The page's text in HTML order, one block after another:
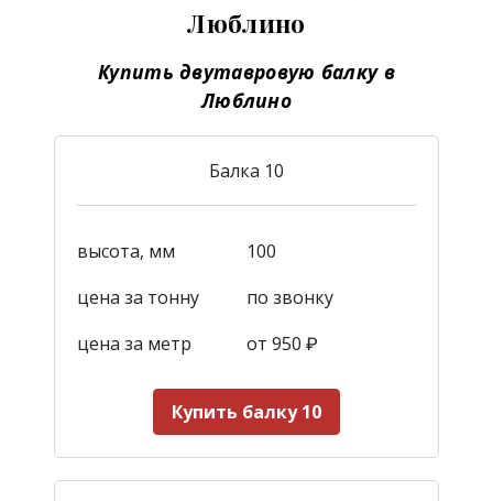
Люблино
Купить двутавровую балку в
Люблино
Балка 10
высота, мм
100
цена за тонну
по звонку
цена за метр
от 950 ₽
Купить балку 10